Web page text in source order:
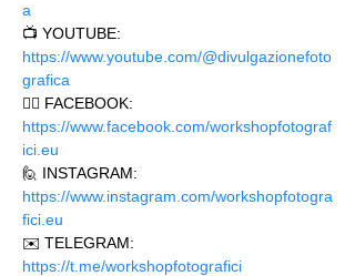
a
📺 YOUTUBE:
https://www.youtube.com/@divulgazionefoto
grafica
🙋‍♂️ FACEBOOK:
https://www.facebook.com/workshopfotograf
ici.eu
🙋 INSTAGRAM:
https://www.instagram.com/workshopfotogra
fici.eu
✉️ TELEGRAM:
https://t.me/workshopfotografici